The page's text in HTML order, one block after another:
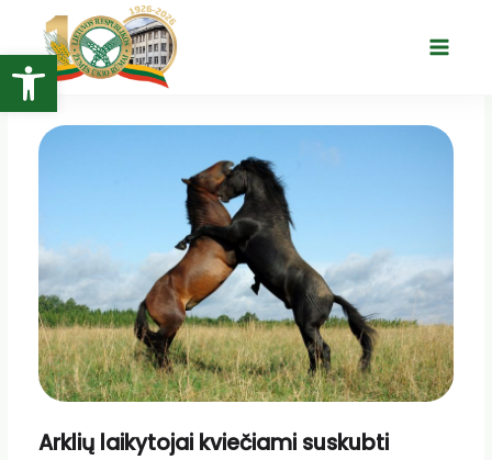
Open toolbar
turinio
Main
Arklių laikytojai kviečiami suskubti